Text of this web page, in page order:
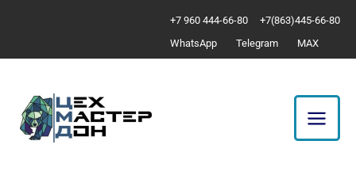
содержимому
+7 960 444-66-80
+7(863)445-66-80
WhatsApp
Telegram MAX
Плавающее
(доукон)
с
размерами